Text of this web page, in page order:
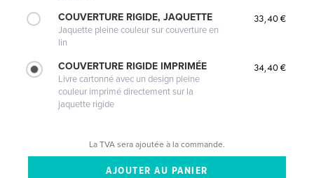
COUVERTURE RIGIDE, JAQUETTE
Jaquette pleine couleur sur couverture en
lin
33,40 €
COUVERTURE RIGIDE IMPRIMÉE
Livre cartonné avec un design pleine
couleur imprimé directement sur la
jaquette rigide
34,40 €
La TVA sera ajoutée à la commande.